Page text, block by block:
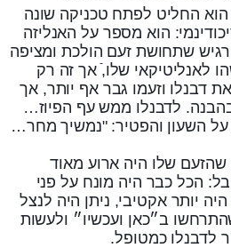
החליט לפתח טכניקה שונה
הוא מספר על האנליזה
שתחושת זעם הולכת ומציפה
לאנליטיקאי שלו,ֿ אך זה רק
דבנלו וזעמו גבר אף יותר, אך
לדבנלו ממש עף הפיוז…
השעון והפטיר: "נמשיך מחר…
שלו היה ארוע מאוד
הכל כבר היה מונח על פני
יותר אקטיבי, ניתן היה לנצל
ב״כאן ועכשיו״ ולעשות
לדבנלו כמטופל.